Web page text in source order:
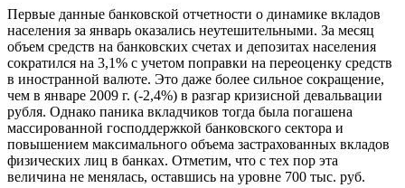
Первые данные банковской отчетности о динамике вкладов
населения за январь оказались неутешительными. За месяц
объем средств на банковских счетах и депозитах населения
сократился на 3,1% с учетом поправки на переоценку средств
в иностранной валюте. Это даже более сильное сокращение,
чем в январе 2009 г. (-2,4%) в разгар кризисной девальвации
рубля. Однако паника вкладчиков тогда была погашена
массированной господдержкой банковского сектора и
повышением максимального объема застрахованных вкладов
физических лиц в банках. Отметим, что с тех пор эта
величина не менялась, оставшись на уровне 700 тыс. руб.